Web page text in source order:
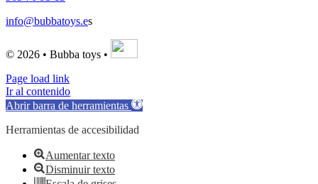
info@bubbatoys.es
© 2026 • Bubba toys •
Page load link
Ir al contenido
Abrir barra de herramientas
Herramientas de accesibilidad
Aumentar texto
Disminuir texto